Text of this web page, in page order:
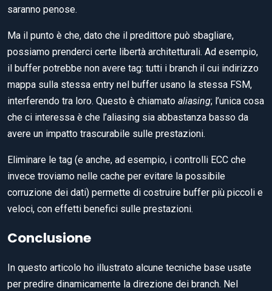
saranno penose.
Ma il punto è che, dato che il predittore può sbagliare,
possiamo prenderci certe libertà architetturali. Ad esempio,
il buffer potrebbe non avere tag: tutti i branch il cui indirizzo
mappa sulla stessa entry nel buffer usano la stessa FSM,
interferendo tra loro. Questo è chiamato aliasing; l’unica cosa
che ci interessa è che l’aliasing sia abbastanza basso da
avere un impatto trascurabile sulle prestazioni.
Eliminare le tag (e anche, ad esempio, i controlli ECC che
invece troviamo nelle cache per evitare la possibile
corruzione dei dati) permette di costruire buffer più piccoli e
veloci, con effetti benefici sulle prestazioni.
Conclusione
In questo articolo ho illustrato alcune tecniche base usate
per predire dinamicamente la direzione dei branch. Nel